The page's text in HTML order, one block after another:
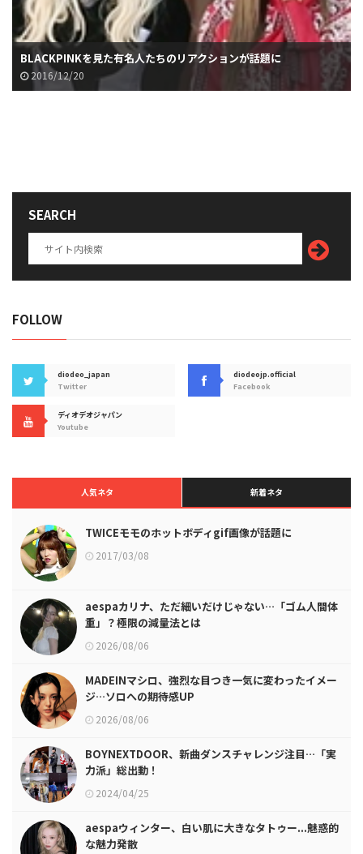
BLACKPINKを見た有名人たちのリアクションが話題に
2016/12/20
SEARCH
FOLLOW
diodeo_japan
Twitter
diodeojp.official
Facebook
ディオデオジャパン
Youtube
人気ネタ 新着ネタ
TWICEモモのホットボディgif画像が話題に
2017/03/08
aespaカリナ、ただ細いだけじゃない…「ゴム人間体
重」？極限の減量法とは
2026/08/06
MADEINマシロ、強烈な目つき一気に変わったイメー
ジ…ソロへの期待感UP
2026/08/06
BOYNEXTDOOR、新曲ダンスチャレンジ注目…「実
力派」総出動！
2024/04/25
aespaウィンター、白い肌に大きなタトゥー...魅惑的
な魅力発散